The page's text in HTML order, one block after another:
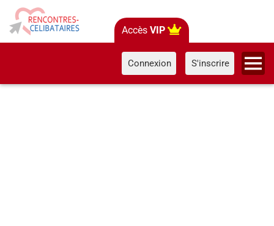
Accès VIP
Connexion S'inscrire